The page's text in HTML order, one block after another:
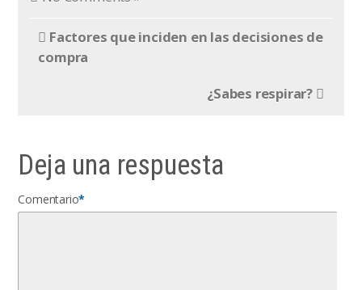
Factores que inciden en las decisiones de
compra
¿Sabes respirar?
Deja una respuesta
Comentario*